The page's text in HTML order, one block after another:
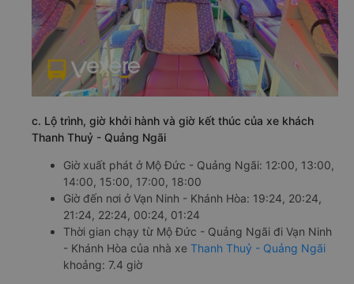
c. Lộ trình, giờ khởi hành và giờ kết thúc của xe khách
Thanh Thuỷ - Quảng Ngãi
Giờ xuất phát ở Mộ Đức - Quảng Ngãi: 12:00, 13:00,
14:00, 15:00, 17:00, 18:00
Giờ đến nơi ở Vạn Ninh - Khánh Hòa: 19:24, 20:24,
21:24, 22:24, 00:24, 01:24
Thời gian chạy từ Mộ Đức - Quảng Ngãi đi Vạn Ninh
- Khánh Hòa của nhà xe Thanh Thuỷ - Quảng Ngãi
khoảng: 7.4 giờ